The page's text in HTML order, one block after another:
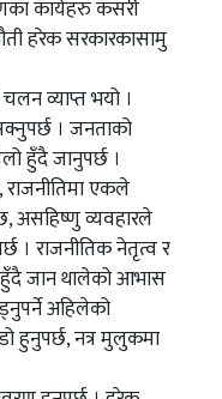
कार्यहरु कसरी
हरेक सरकारकासामु
व्याप्त भयो ।
। जनताको
हुँदै जानुपर्छ ।
राजनीतिमा एकले
असहिष्णु व्यवहारले
। राजनीतिक नेतृत्व र
जान थालेको आभास
अहिलेको
हुनुपर्छ, नत्र मुलुकमा